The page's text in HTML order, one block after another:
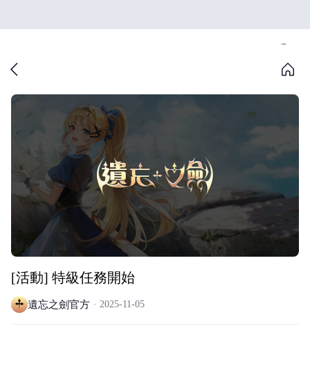
[活動] 特級任務開始
遺忘之劍官方 2025-11-05